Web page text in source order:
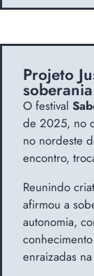
Projeto
O festival
de 2025, no
no nordeste
encontro,
Reunindo
afirmou a
autonomia,
enraizadas